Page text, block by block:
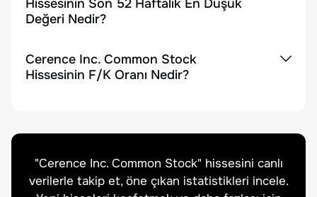
Hissesinin Son 52 Haftalık En Düşük
Değeri Nedir?
Cerence Inc. Common Stock
Hissesinin F/K Oranı Nedir?
"Cerence Inc. Common Stock" hissesini canlı
verilerle takip et, öne çıkan istatistikleri incele.